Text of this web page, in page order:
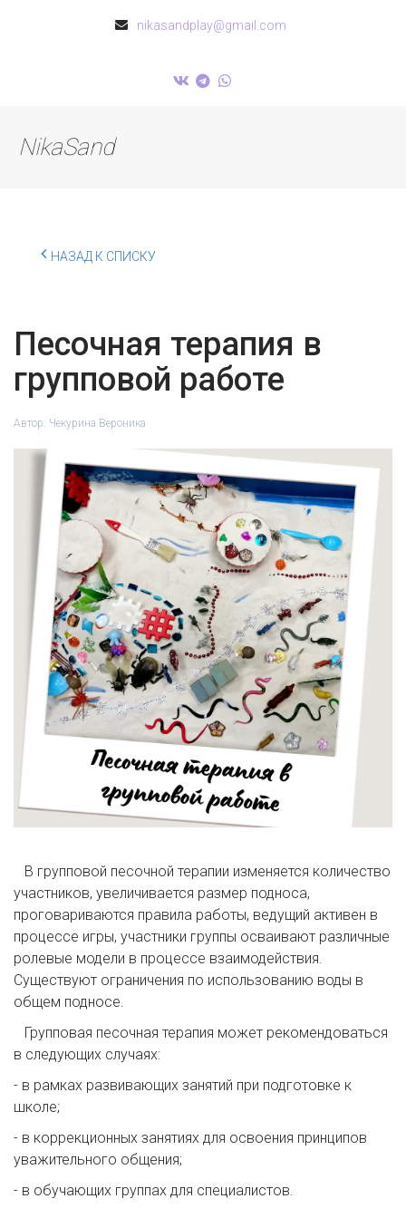
nikasandplay@gmail.com
NikaSand
НАЗАД К СПИСКУ
Песочная терапия в
групповой работе
Автор: Чекурина Вероника
В групповой песочной терапии изменяется количество
участников, увеличивается размер подноса,
проговариваются правила работы, ведущий активен в
процессе игры, участники группы осваивают различные
ролевые модели в процессе взаимодействия.
Существуют ограничения по использованию воды в
общем подносе.
Групповая песочная терапия может рекомендоваться
в следующих случаях:
- в рамках развивающих занятий при подготовке к
школе;
- в коррекционных занятиях для освоения принципов
уважительного общения;
- в обучающих группах для специалистов.